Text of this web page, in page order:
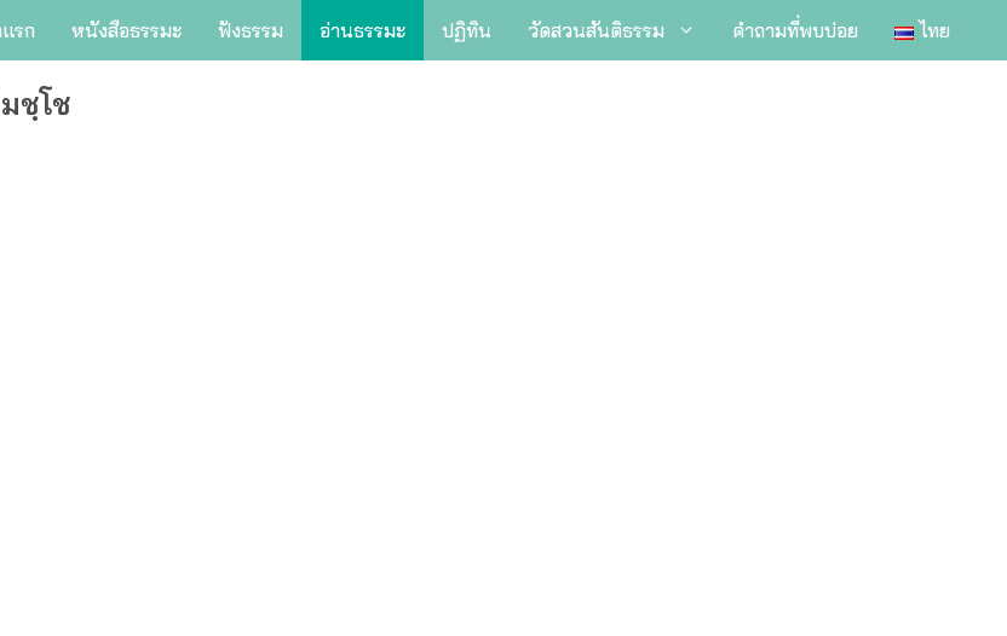
รก หนังสือธรรมะ ฟังธรรม อ่านธรรมะ ปฏิทิน วัดสวนสันติธรรม คำถามที่พบบ่อย ไทย
ชฺโช